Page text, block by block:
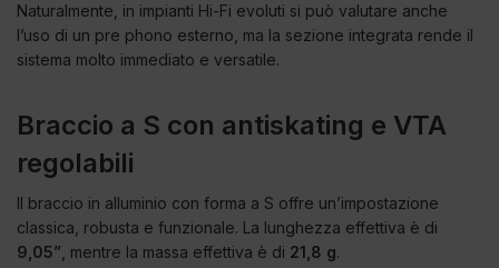
Naturalmente, in impianti Hi-Fi evoluti si può valutare anche
l’uso di un pre phono esterno, ma la sezione integrata rende il
sistema molto immediato e versatile.
Braccio a S con antiskating e VTA
regolabili
Il braccio in alluminio con forma a S offre un’impostazione
classica, robusta e funzionale. La lunghezza effettiva è di
9,05”, mentre la massa effettiva è di 21,8 g.